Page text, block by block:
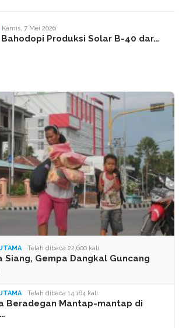
Kamis, 7 Mei 2026
Bahodopi Produksi Solar B-40 dar…
Telah dibaca 22,600 kali
Siang, Gempa Dangkal Guncang
Telah dibaca 14,164 kali
Beradegan Mantap-mantap di